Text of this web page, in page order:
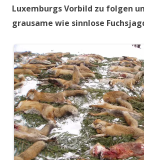
Luxemburgs Vorbild zu folgen
grausame wie sinnlose